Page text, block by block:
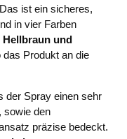
ist ein sicheres,
in vier Farben
und
das Produkt an die
der Spray einen sehr
sowie den
präzise bedeckt.